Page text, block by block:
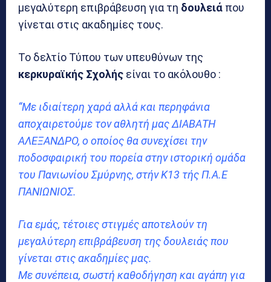
μεγαλύτερη επιβράβευση για τη δουλειά που
γίνεται στις ακαδημίες τους.
Το δελτίο Τύπου των υπευθύνων της
κερκυραϊκής Σχολής είναι το ακόλουθο :
“Με ιδιαίτερη χαρά αλλά και περηφάνια
αποχαιρετούμε τον αθλητή μας ΔΙΑΒΑΤΗ
ΑΛΕΞΑΝΔΡΟ, ο οποίος θα συνεχίσει την
ποδοσφαιρική του πορεία στην ιστορική ομάδα
του Πανιωνίου Σμύρνης, στήν Κ13 τής Π.Α.Ε
ΠΑΝΙΩΝΙΟΣ.
Για εμάς, τέτοιες στιγμές αποτελούν τη
μεγαλύτερη επιβράβευση της δουλειάς που
γίνεται στις ακαδημίες μας.
Με συνέπεια, σωστή καθοδήγηση και αγάπη για